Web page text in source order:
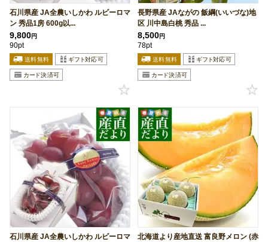
石川県産 JA全農いしかわ ルビーロマ
ン 秀品1房 600g以...
9,800円
90pt
長野県産 JAながの 飯綱(いいづな)地
区 川中島白桃 秀品 ...
8,500円
78pt
石川県産 JA全農いしかわ ルビーロマ
北海道より産地直送 富良野メロン (赤